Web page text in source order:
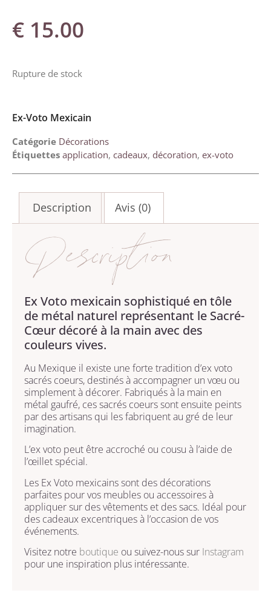
€ 15.00
Rupture de stock
Ex-Voto Mexicain
Catégorie Décorations
Étiquettes application, cadeaux, décoration, ex-voto
Description Avis (0)
Description
Ex Voto mexicain sophistiqué en tôle
de métal naturel représentant le Sacré-
Cœur décoré à la main avec des
couleurs vives.
Au Mexique il existe une forte tradition d’ex voto
sacrés coeurs, destinés à accompagner un vœu ou
simplement à décorer. Fabriqués à la main en
métal gaufré, ces sacrés coeurs sont ensuite peints
par des artisans qui les fabriquent au gré de leur
imagination.
L’ex voto peut être accroché ou cousu à l’aide de
l’œillet spécial.
Les Ex Voto mexicains sont des décorations
parfaites pour vos meubles ou accessoires à
appliquer sur des vêtements et des sacs. Idéal pour
des cadeaux excentriques à l’occasion de vos
événements.
Visitez notre boutique ou suivez-nous sur Instagram
pour une inspiration plus intéressante.